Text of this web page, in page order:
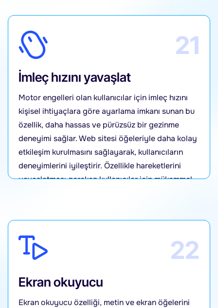
21
İmleç hızını yavaşlat
Motor engelleri olan kullanıcılar için imleç hızını
kişisel ihtiyaçlara göre ayarlama imkanı sunan bu
özellik, daha hassas ve pürüzsüz bir gezinme
deneyimi sağlar. Web sitesi öğeleriyle daha kolay
etkileşim kurulmasını sağlayarak, kullanıcıların
deneyimlerini iyileştirir. Özellikle hareketlerini
yavaşlatması gereken kullanıcılar için mükemmel
22
Ekran okuyucu
Ekran okuyucu özelliği, metin ve ekran öğelerini